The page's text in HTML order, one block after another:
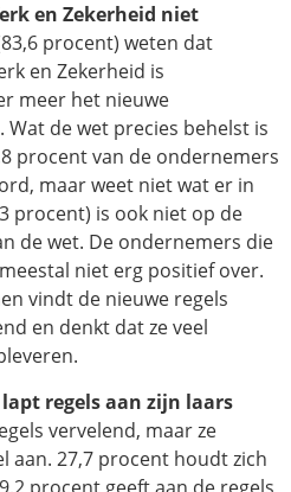
en Zekerheid niet
procent) weten dat
en Zekerheid is
meer het nieuwe
de wet precies behelst is
procent van de ondernemers
maar weet niet wat er in
procent) is ook niet op de
de wet. De ondernemers die
niet erg positief over.
vindt de nieuwe regels
en denkt dat ze veel
regels aan zijn laars
vervelend, maar ze
aan. 27,7 procent houdt zich